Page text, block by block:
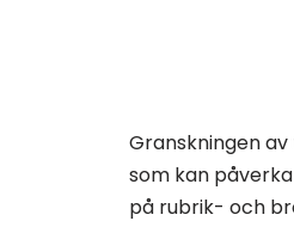
Granskningen
som kan
på rubrik- och